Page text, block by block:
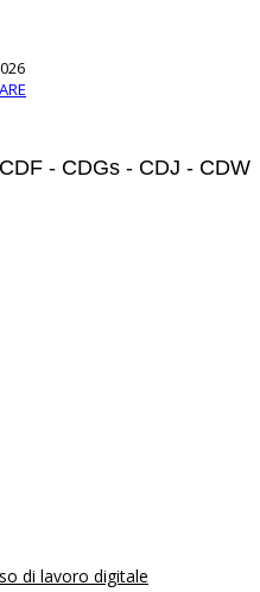
- CDGs - CDJ - CDW
di lavoro digitale